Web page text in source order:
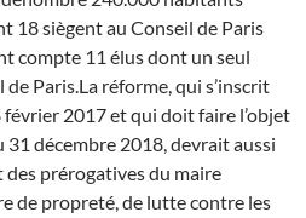
18 siègent au Conseil de Paris
compte 11 élus dont un seul
de Paris.La réforme, qui s’inscrit
février 2017 et qui doit faire l’objet
31 décembre 2018, devrait aussi
prérogatives du maire
de propreté, de lutte contre les